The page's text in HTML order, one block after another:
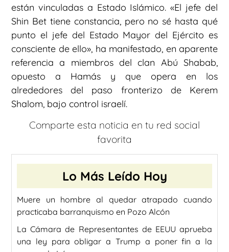
están vinculadas a Estado Islámico. «El jefe del
Shin Bet tiene constancia, pero no sé hasta qué
punto el jefe del Estado Mayor del Ejército es
consciente de ello», ha manifestado, en aparente
referencia a miembros del clan Abú Shabab,
opuesto a Hamás y que opera en los
alrededores del paso fronterizo de Kerem
Shalom, bajo control israelí.
Comparte esta noticia en tu red social
favorita
Lo Más Leído Hoy
Muere un hombre al quedar atrapado cuando
practicaba barranquismo en Pozo Alcón
La Cámara de Representantes de EEUU aprueba
una ley para obligar a Trump a poner fin a la